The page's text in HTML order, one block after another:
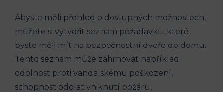
Abyste měli přehled o dostupných možnostech,
můžete si vytvořit seznam požadavků, které
byste měli mít na bezpečnostní dveře do domu.
Tento seznam může zahrnovat například
odolnost proti vandalskému poškození,
schopnost odolat vniknutí požáru,